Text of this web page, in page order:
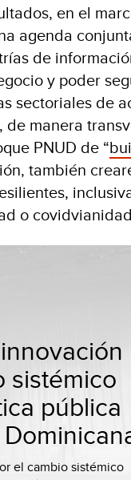
en el
agenda
de
y poder
sectoriales de
manera
PNUD de “
también
o
sistémico
pública
el cambio sistémico